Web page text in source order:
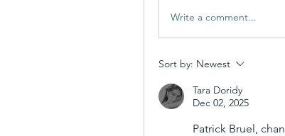
Write a comment...
Sort by: Newest
Tara Doridy
Dec 02, 2025
Patrick Bruel,